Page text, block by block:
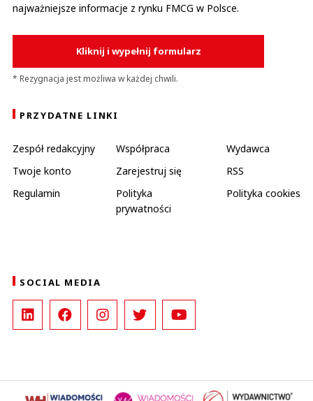
najważniejsze informacje z rynku FMCG w Polsce.
Kliknij i wypełnij formularz
* Rezygnacja jest możliwa w każdej chwili.
PRZYDATNE LINKI
Zespół redakcyjny Współpraca
Wydawca
Twoje konto
Zarejestruj się
RSS
Regulamin
Polityka
prywatności
Polityka cookies
SOCIAL MEDIA